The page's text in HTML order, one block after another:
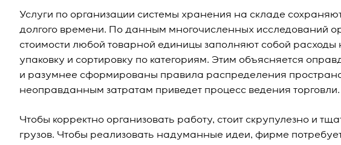
Услуги по организации системы хранения на складе
долгого времени. По данным многочисленных исследований
стоимости любой товарной единицы заполняют собой
упаковку и сортировку по категориям. Этим объясняется
и разумнее сформированы правила распределения
неоправданным затратам приведет процесс ведения торговли.
Чтобы корректно организовать работу, стоит скрупулезно и
грузов. Чтобы реализовать надуманные идеи, фирме